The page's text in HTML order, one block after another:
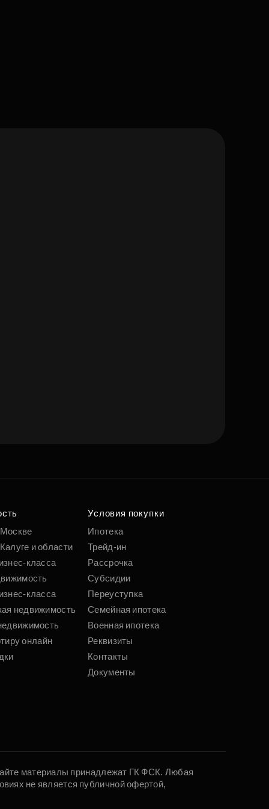
и области
класса
класса
недвижимость
онлайн
Условия покупки
Ипотека
Трейд-ин
Рассрочка
Субсидии
Переуступка
Семейная ипотека
Военная ипотека
Реквизиты
Контакты
Документы
материалы принадлежат ГК ФСК. Любая
не является публичной офертой,